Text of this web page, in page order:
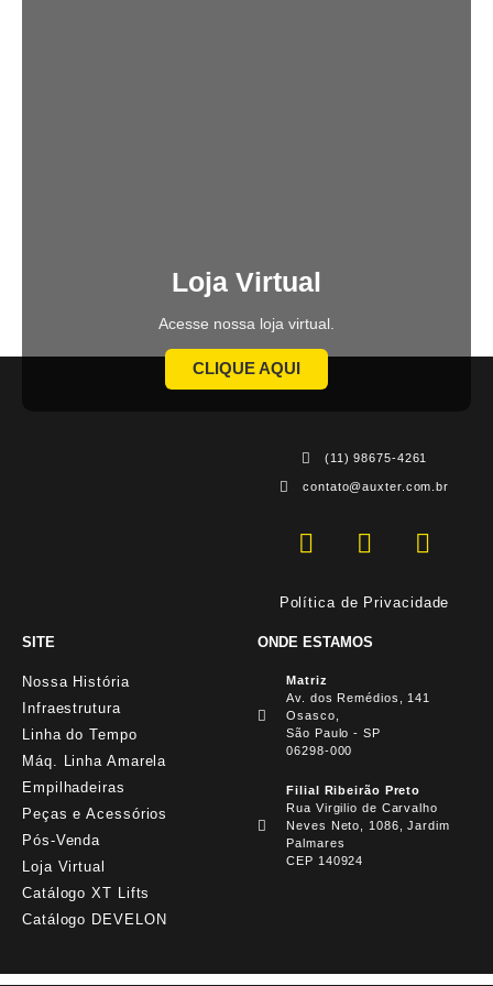
Loja Virtual
Acesse nossa loja virtual.
CLIQUE AQUI
(11) 98675-4261
contato@auxter.com.br
Política de Privacidade
SITE
Nossa História
Infraestrutura
Linha do Tempo
Máq. Linha Amarela
Empilhadeiras
Peças e Acessórios
Pós-Venda
Loja Virtual
Catálogo XT Lifts
Catálogo DEVELON
ONDE ESTAMOS
Matriz
Av. dos Remédios, 141
Osasco,
São Paulo - SP
06298-000
Filial Ribeirão Preto
Rua Virgilio de Carvalho
Neves Neto, 1086, Jardim
Palmares
CEP 140924